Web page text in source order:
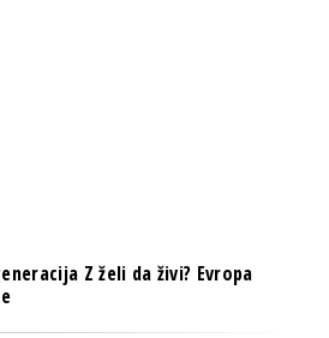
Z želi da živi? Evropa